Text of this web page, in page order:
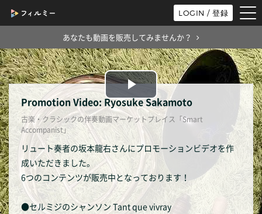
LOGIN / 登録
あなたも動画を販売してみませんか？
Play
Video
Promotion Video: Ryosuke Sakamoto
古楽・クラシックの伴奏動画マーケットプレイス「Smart
Accompanist」
リュート奏者の坂本龍右さんにプロモーションビデオを作
成いただきました。
6つのコンテンツが販売中となっております！
●セルミジのシャンソン Tant que vivray